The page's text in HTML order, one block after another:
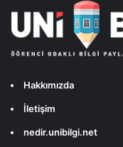
Hakkımızda
İletişim
nedir.unibilgi.net